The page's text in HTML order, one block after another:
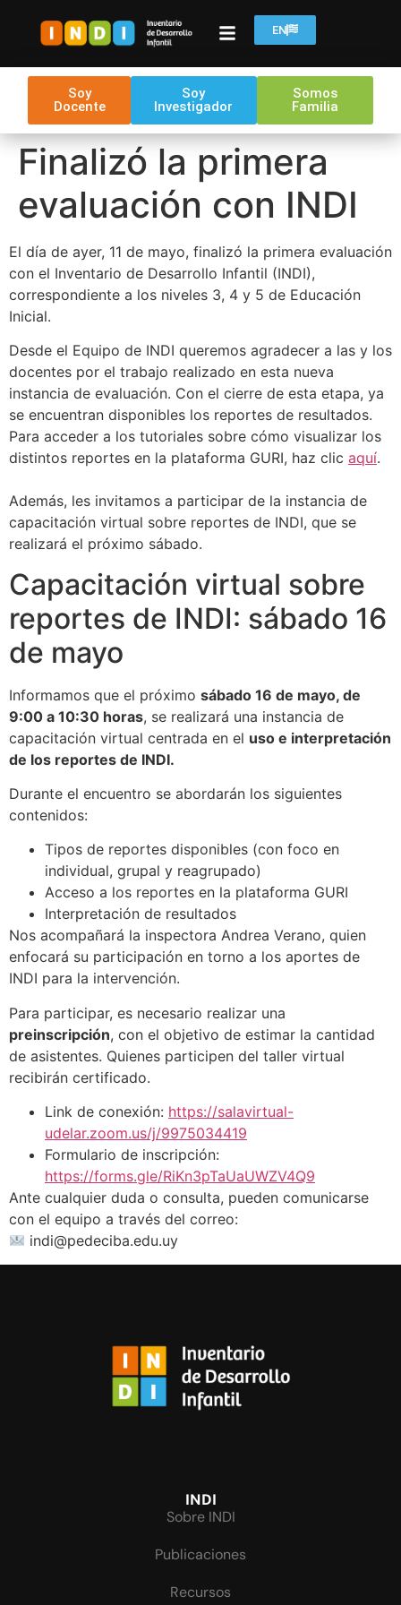
EN
Soy
Docente
Soy
Investigador
Somos
Familia
Finalizó la primera
evaluación con INDI
El día de ayer, 11 de mayo, finalizó la primera evaluación
con el Inventario de Desarrollo Infantil (INDI),
correspondiente a los niveles 3, 4 y 5 de Educación
Inicial.
Desde el Equipo de INDI queremos agradecer a las y los
docentes por el trabajo realizado en esta nueva
instancia de evaluación. Con el cierre de esta etapa, ya
se encuentran disponibles los reportes de resultados.
Para acceder a los tutoriales sobre cómo visualizar los
distintos reportes en la plataforma GURI, haz clic aquí.
Además, les invitamos a participar de la instancia de
capacitación virtual sobre reportes de INDI, que se
realizará el próximo sábado.
Capacitación virtual sobre
reportes de INDI: sábado 16
de mayo
Informamos que el próximo sábado 16 de mayo, de
9:00 a 10:30 horas, se realizará una instancia de
capacitación virtual centrada en el uso e interpretación
de los reportes de INDI.
Durante el encuentro se abordarán los siguientes
contenidos:
Tipos de reportes disponibles (con foco en
individual, grupal y reagrupado)
Acceso a los reportes en la plataforma GURI
Interpretación de resultados
Nos acompañará la inspectora Andrea Verano, quien
enfocará su participación en torno a los aportes de
INDI para la intervención.
Para participar, es necesario realizar una
preinscripción, con el objetivo de estimar la cantidad
de asistentes. Quienes participen del taller virtual
recibirán certificado.
Link de conexión: https://salavirtual-
udelar.zoom.us/j/9975034419
Formulario de inscripción:
https://forms.gle/RiKn3pTaUaUWZV4Q9
Ante cualquier duda o consulta, pueden comunicarse
con el equipo a través del correo:
indi@pedeciba.edu.uy
INDI
Sobre INDI
Publicaciones
Recursos